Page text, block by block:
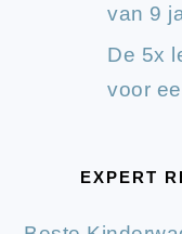
van 9
De 5x
voor
EXPERT